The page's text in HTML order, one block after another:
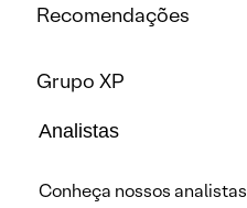
Recomendações
Grupo XP
Analistas
Conheça nossos analistas